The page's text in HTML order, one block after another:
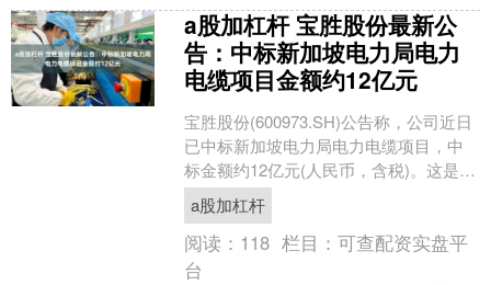
a股加杠杆 宝胜股份最新公
告：中标新加坡电力局电力
电缆项目金额约12亿元
宝胜股份(600973.SH)公告称，公司近日
已中标新加坡电力局电力电缆项目，中
标金额约12亿元(人民币，含税)。这是公
司成立以来单笔中标金额最大的海外订
单，将....
a股加杠杆
阅读： 118 栏目：可查配资实盘平
台